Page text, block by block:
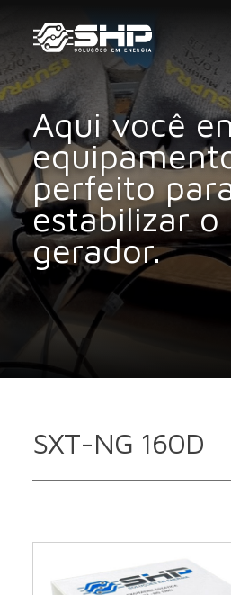
Aqui você
perfeito
estabilizar o
gerador.
SXT-NG 160D